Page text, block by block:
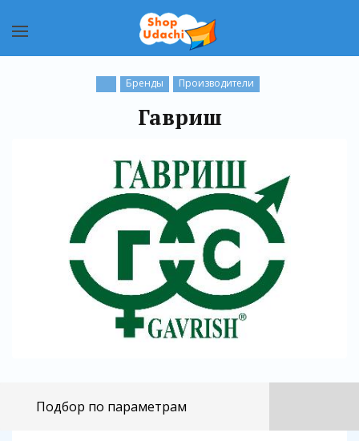
Бренды Производители
Гавриш
Подбор по параметрам